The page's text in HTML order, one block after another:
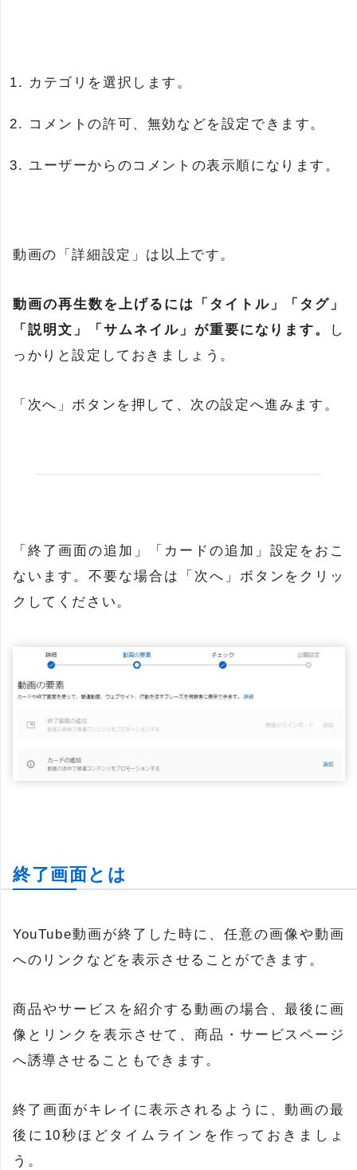
カテゴリを選択します。
コメントの許可、無効などを設定できます。
ユーザーからのコメントの表示順になります。
動画の「詳細設定」は以上です。
動画の再生数を上げるには「タイトル」「タグ」
「説明文」「サムネイル」が重要になります。
し
っかりと設定しておきましょう。
「次へ」ボタンを押して、次の設定へ進みます。
「終了画面の追加」「カードの追加」設定をおこ
ないます。不要な場合は「次へ」ボタンをクリッ
クしてください。
終了画面とは
YouTube動画が終了した時に、任意の画像や動画
へのリンクなどを表示させることができます。
商品やサービスを紹介する動画の場合、最後に画
像とリンクを表示させて、商品・サービスページ
へ誘導させることもできます。
終了画面がキレイに表示されるように、動画の最
後に10秒ほどタイムラインを作っておきましょ
う。